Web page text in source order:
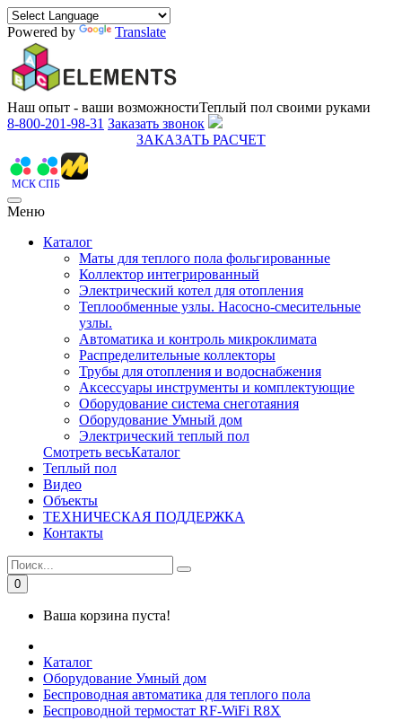
Powered by Translate
Наш опыт - ваши возможностиТеплый пол своими руками
8-800-201-98-31 Заказать звонок
ЗАКАЗАТЬ РАСЧЕТ
МСК СПБ
Меню
Каталог
Маты для теплого пола фольгированные
Коллектор интегрированный
Электрический котел для отопления
Теплообменные узлы. Насосно-смесительные
узлы.
Автоматика и контроль микроклимата
Распределительные коллекторы
Трубы для отопления и водоснабжения
Аксессуары инструменты и комплектующие
Оборудование система снеготаяния
Оборудование Умный дом
Электрический теплый пол
Смотреть весьКаталог
Теплый пол
Видео
Объекты
ТЕХНИЧЕСКАЯ ПОДДЕРЖКА
Контакты
0
Ваша корзина пуста!
Каталог
Оборудование Умный дом
Беспроводная автоматика для теплого пола
Беспроводной термостат RF-WiFi R8X